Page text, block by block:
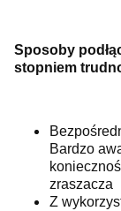
Sposoby podłą
stopniem
Bardzo
zraszacza
Z